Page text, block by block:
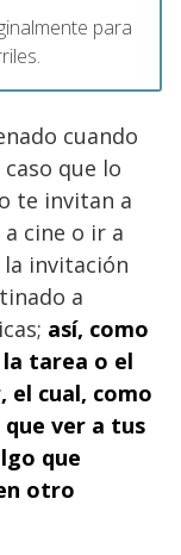
para
cuando
que lo
te invitan a
cine o ir a
invitación
a
así, como
tarea o el
el cual, como
ver a tus
que
otro